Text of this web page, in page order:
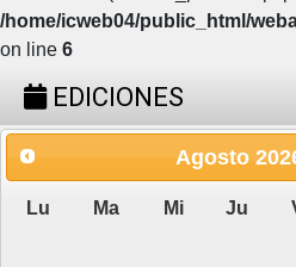
/home/icweb04/public_html/
on line 6
EDICIONES
Agosto
Lu Ma Mi Ju